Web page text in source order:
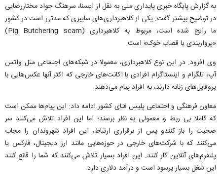
به گزارش پایگاه خبری پایداری ملی به نقل از ایسنا، سرهنگ جواد مختاررضایی
در توضیح بیشتر گفت: یکی از کلاهبرداری‌های سایبری که مدتی است در کشور
ما رایج شده است، مربوط به کلاهبرداری (Pig Butchering scam)
«پرواربندی یا قصاب خوک» است.
وی افزود: در این نوع کلاهبرداری، معمولا در شبکه‌های اجتماعی مثل واتس
آپ، تلگرام و اینستاگرام افرادی با اکانت‌های خارجی که اکثر آنها عکس‌هایی با
پروفایل‌های زنانه دارند، به افراد پیام می‌دهند.
معاون فرهنگی و اجتماعی پلیس فتای کشور ادامه داد: این پیام‌ها ممکن است
که کاملا بی ربط و معمولی به نظر برسند؛ اما این افراد تلاش می‌کنند سر
صحبت را باز کنندو پس از برقراری ارتباط، این افراد شهروندان را مجاب
می‌کنند که با شرکت‌های خارجی در حوزه‌هایی مانند ارز دیجیتال، فارکس یا
پلتفرم‌های آنلاین کار کنند. این افراد بسیار تلاش می‌کنند که شما را قانع کنند
این شغل بسیار پرسود است و درآمد دلاری دارد.